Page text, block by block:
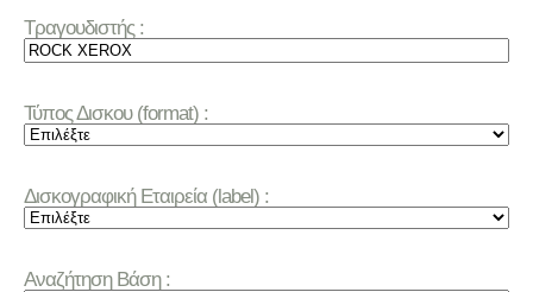
Τραγουδιστής :
Τύπος Δισκου (format) :
Δισκογραφική Εταιρεία (label) :
Αναζήτηση Βάση :